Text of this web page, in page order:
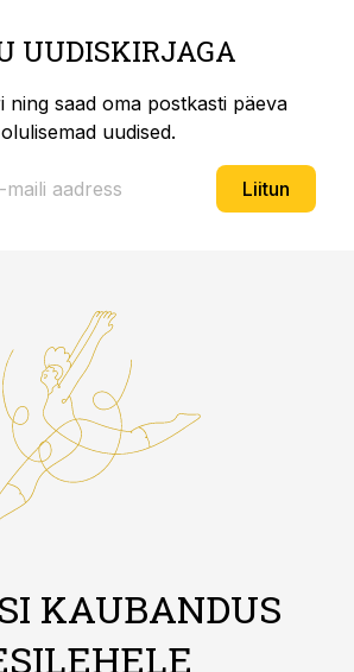
UUDISKIRJAGA
ning saad oma postkasti päeva
olulisemad uudised.
Liitun
KAUBANDUS